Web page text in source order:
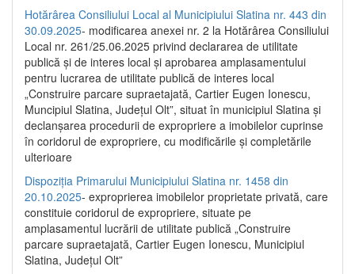
Hotărârea Consiliului Local al Municipiului Slatina nr. 443 din
30.09.2025- modificarea anexei nr. 2 la Hotărârea Consiliului
Local nr. 261/25.06.2025 privind declararea de utilitate
publică şi de interes local şi aprobarea amplasamentului
pentru lucrarea de utilitate publică de interes local
„Construire parcare supraetajată, Cartier Eugen Ionescu,
Muncipiul Slatina, Judeţul Olt”, situat în municipiul Slatina şi
declanşarea procedurii de expropriere a imobilelor cuprinse
în coridorul de expropriere, cu modificările şi completările
ulterioare
Dispoziția Primarului Municipiului Slatina nr. 1458 din
20.10.2025- exproprierea imobilelor proprietate privată, care
constituie coridorul de expropriere, situate pe
amplasamentul lucrării de utilitate publică „Construire
parcare supraetajată, Cartier Eugen Ionescu, Municipiul
Slatina, Județul Olt”